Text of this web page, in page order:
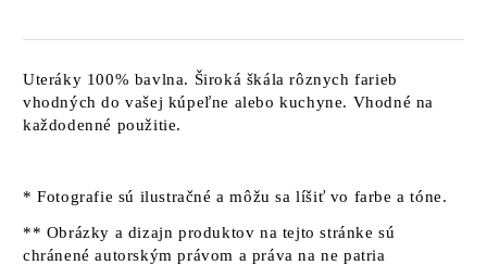
Uteráky 100% bavlna. Široká škála rôznych farieb
vhodných do vašej kúpeľne alebo kuchyne. Vhodné na
každodenné použitie.
* Fotografie sú ilustračné a môžu sa líšiť vo farbe a tóne.
** Obrázky a dizajn produktov na tejto stránke sú
chránené autorským právom a práva na ne patria